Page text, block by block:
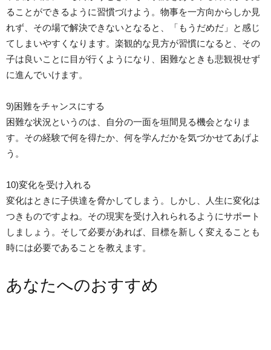
ることができるように習慣づけよう。物事を一方向からしか見
れず、その場で解決できないとなると、「もうだめだ」と感じ
てしまいやすくなります。楽観的な見方が習慣になると、その
子は良いことに目が行くようになり、困難なときも悲観視せず
に進んでいけます。
9)困難をチャンスにする
困難な状況というのは、自分の一面を垣間見る機会となりま
す。その経験で何を得たか、何を学んだかを気づかせてあげよ
う。
10)変化を受け入れる
変化はときに子供達を脅かしてしまう。しかし、人生に変化は
つきものですよね。その現実を受け入れられるようにサポート
しましょう。そして必要があれば、目標を新しく変えることも
時には必要であることを教えます。
あなたへのおすすめ